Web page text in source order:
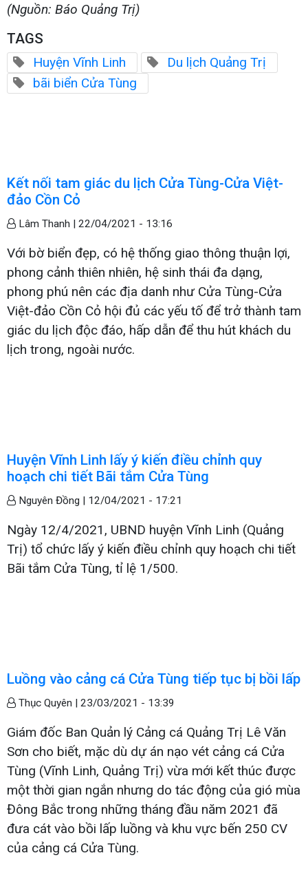
(Nguồn: Báo Quảng Trị)
TAGS
Huyện Vĩnh Linh
Du lịch Quảng Trị
bãi biển Cửa Tùng
Kết nối tam giác du lịch Cửa Tùng-Cửa Việt-
đảo Cồn Cỏ
Lâm Thanh | 22/04/2021 - 13:16
Với bờ biển đẹp, có hệ thống giao thông thuận lợi,
phong cảnh thiên nhiên, hệ sinh thái đa dạng,
phong phú nên các địa danh như Cửa Tùng-Cửa
Việt-đảo Cồn Cỏ hội đủ các yếu tố để trở thành tam
giác du lịch độc đáo, hấp dẫn để thu hút khách du
lịch trong, ngoài nước.
Huyện Vĩnh Linh lấy ý kiến điều chỉnh quy
hoạch chi tiết Bãi tắm Cửa Tùng
Nguyên Đồng | 12/04/2021 - 17:21
Ngày 12/4/2021, UBND huyện Vĩnh Linh (Quảng
Trị) tổ chức lấy ý kiến điều chỉnh quy hoạch chi tiết
Bãi tắm Cửa Tùng, tỉ lệ 1/500.
Luồng vào cảng cá Cửa Tùng tiếp tục bị bồi lấp
Thục Quyên | 23/03/2021 - 13:39
Giám đốc Ban Quản lý Cảng cá Quảng Trị Lê Văn
Sơn cho biết, mặc dù dự án nạo vét cảng cá Cửa
Tùng (Vĩnh Linh, Quảng Trị) vừa mới kết thúc được
một thời gian ngắn nhưng do tác động của gió mùa
Đông Bắc trong những tháng đầu năm 2021 đã
đưa cát vào bồi lấp luồng và khu vực bến 250 CV
của cảng cá Cửa Tùng.